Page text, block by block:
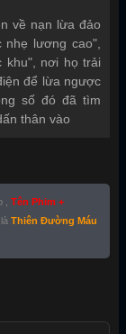
về nạn lừa đảo
lương cao",
khu", nơi họ trải
để lừa ngược
số đó đã tìm
thân vào
, Tên Phim +
Thiên Đường Máu